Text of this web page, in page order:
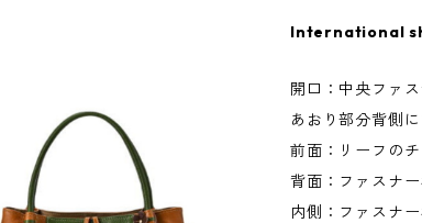
International
開口：中央ファ
あおり部分背側
前面：リーフの
背面：ファスナ
内側：ファスナ